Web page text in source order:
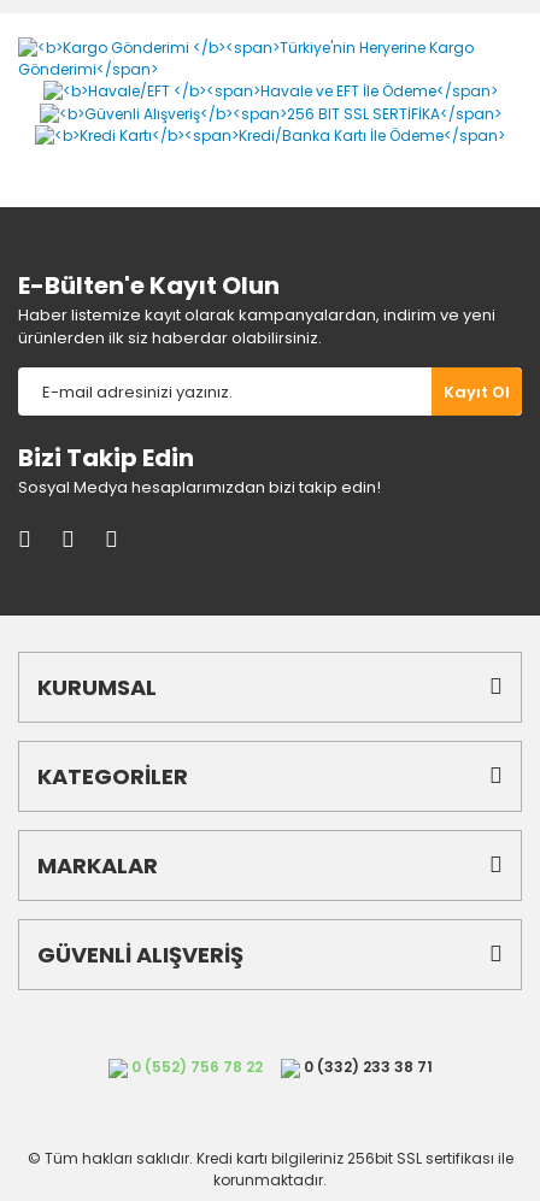
Yorum Yaz
Ürün resmi kalitesiz, bozuk veya görüntülenemiyor.
Ürün açıklamasında eksik bilgiler bulunuyor.
Ürün bilgilerinde hatalar bulunuyor.
E-Bülten'e Kayıt Olun
Haber listemize kayıt olarak kampanyalardan, indirim ve yeni
ürünlerden ilk siz haberdar olabilirsiniz.
Kayıt Ol
Bizi Takip Edin
Sosyal Medya hesaplarımızdan bizi takip edin!
KURUMSAL
KATEGORİLER
MARKALAR
GÜVENLİ ALIŞVERİŞ
0 (552) 756 78 22 0 (332) 233 38 71
© Tüm hakları saklıdır. Kredi kartı bilgileriniz 256bit SSL sertifikası ile
korunmaktadır.